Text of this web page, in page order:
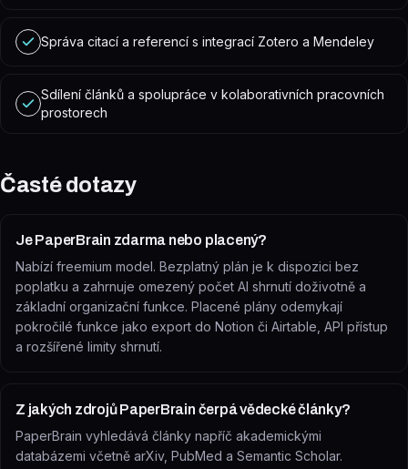
Správa citací a referencí s integrací Zotero a Mendeley
Sdílení článků a spolupráce v kolaborativních pracovních
prostorech
Časté dotazy
Je PaperBrain zdarma nebo placený?
Nabízí freemium model. Bezplatný plán je k dispozici bez
poplatku a zahrnuje omezený počet AI shrnutí doživotně a
základní organizační funkce. Placené plány odemykají
pokročilé funkce jako export do Notion či Airtable, API přístup
a rozšířené limity shrnutí.
Z jakých zdrojů PaperBrain čerpá vědecké články?
PaperBrain vyhledává články napříč akademickými
databázemi včetně arXiv, PubMed a Semantic Scholar.